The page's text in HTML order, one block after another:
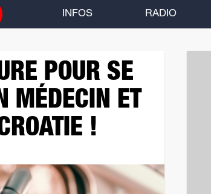
INFOS RADIO
POUR SE
MÉDECIN ET
!